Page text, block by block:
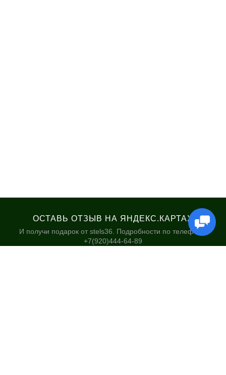
ОСТАВЬ ОТЗЫВ НА ЯНДЕКС.КАРТАХ
И получи подарок от stels36. Подробности по телефону:
+7(920)444-64-89